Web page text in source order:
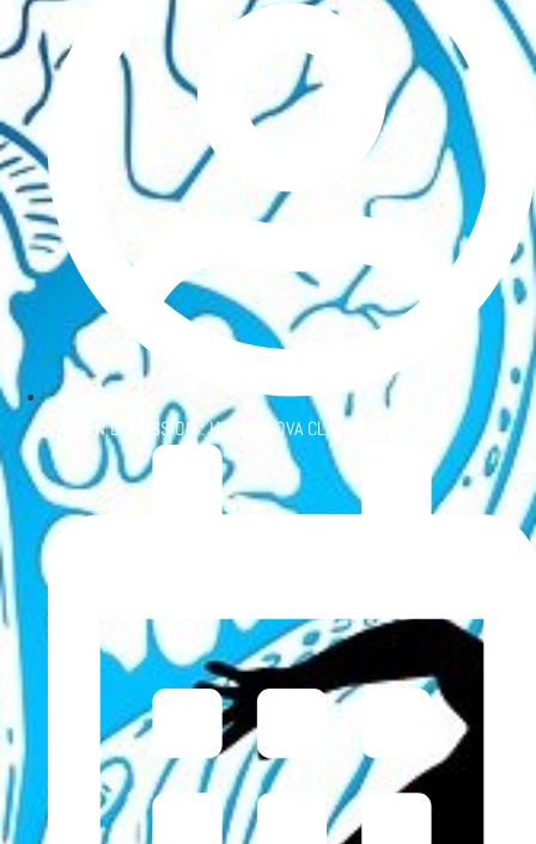
PATRON D'ÉMISSION :HOUDIAKOVA CLÉMENCE